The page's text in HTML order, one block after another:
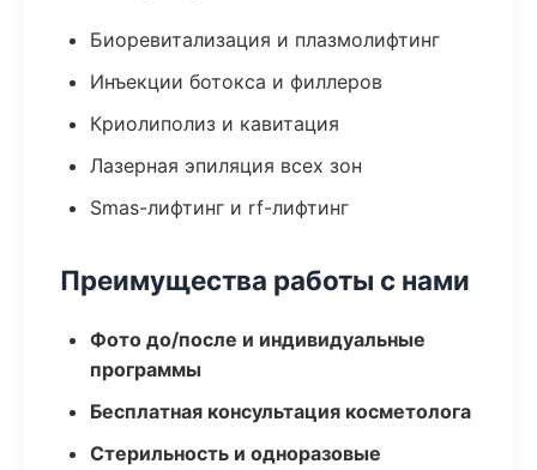
Биоревитализация и плазмолифтинг
Инъекции ботокса и филлеров
Криолиполиз и кавитация
Лазерная эпиляция всех зон
Smas-лифтинг и rf-лифтинг
Преимущества работы с нами
Фото до/после и индивидуальные
программы
Бесплатная консультация косметолога
Стерильность и одноразовые